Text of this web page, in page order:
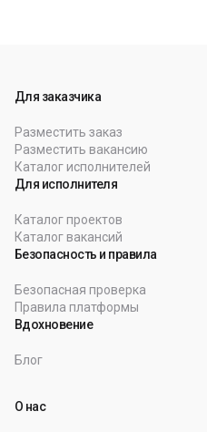
Для заказчика
Разместить заказ
Разместить вакансию
Каталог исполнителей
Для исполнителя
Каталог проектов
Каталог вакансий
Безопасность и правила
Безопасная проверка
Правила платформы
Вдохновение
Блог
О нас